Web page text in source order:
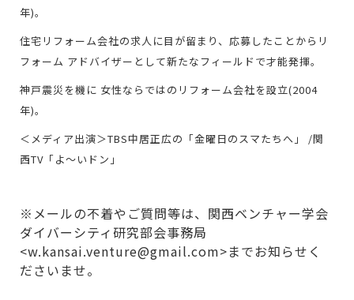
年)。
住宅リフォーム会社の求人に目が留まり、応募したことからリ
フォーム アドバイザーとして新たなフィールドで才能発揮。
神戸震災を機に 女性ならではのリフォーム会社を設立(2004
年)。
＜メディア出演＞TBS中居正広の「金曜日のスマたちへ」 /関
西TV「よ～いドン」
※メールの不着やご質問等は、関西ベンチャー学会
ダイバーシティ研究部会事務局
<w.kansai.venture@gmail.com>までお知らせく
ださいませ。